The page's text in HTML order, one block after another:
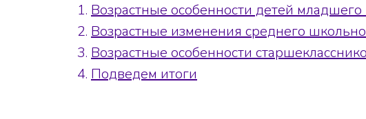
Возрастные особенности детей младшего
Возрастные изменения среднего
Возрастные особенности
Подведем итоги